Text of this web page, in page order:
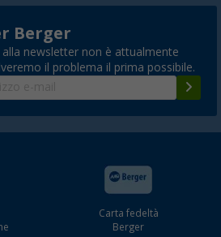
Berger
alla newsletter non è attualmente
il problema il prima possibile.
Carta fedeltà
Berger